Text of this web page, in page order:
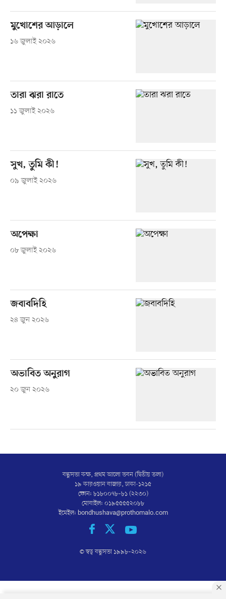
মুখোশের আড়ালে
১৬ জুলাই ২০২৬
তারা ঝরা রাতে
১১ জুলাই ২০২৬
সুখ, তুমি কী!
০৯ জুলাই ২০২৬
অপেক্ষা
০৮ জুলাই ২০২৬
জবাবদিহি
২৪ জুন ২০২৬
অভাবিত অনুরাগ
২০ জুন ২০২৬
বন্ধুসভা কক্ষ, প্রথম আলো ভবন (দ্বিতীয় তলা)
১৯ কারওয়ান বাজার, ঢাকা-১২১৫
ফোন: ৮১৮০০৭৮–৮১ (২২৩০)
মোবাইল: ০১৯৫৫৫৫২০৮৮
ইমেইল: bondhushava@prothomalo.com
© স্বত্ব বন্ধুসভা ১৯৯৮–২০২৬